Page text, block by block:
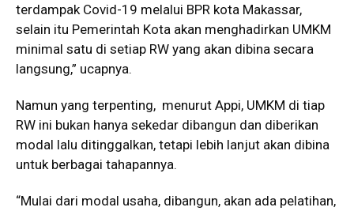
terdampak Covid-19 melalui BPR kota Makassar,
selain itu Pemerintah Kota akan menghadirkan UMKM
minimal satu di setiap RW yang akan dibina secara
langsung,” ucapnya.
Namun yang terpenting, menurut Appi, UMKM di tiap
RW ini bukan hanya sekedar dibangun dan diberikan
modal lalu ditinggalkan, tetapi lebih lanjut akan dibina
untuk berbagai tahapannya.
“Mulai dari modal usaha, dibangun, akan ada pelatihan,